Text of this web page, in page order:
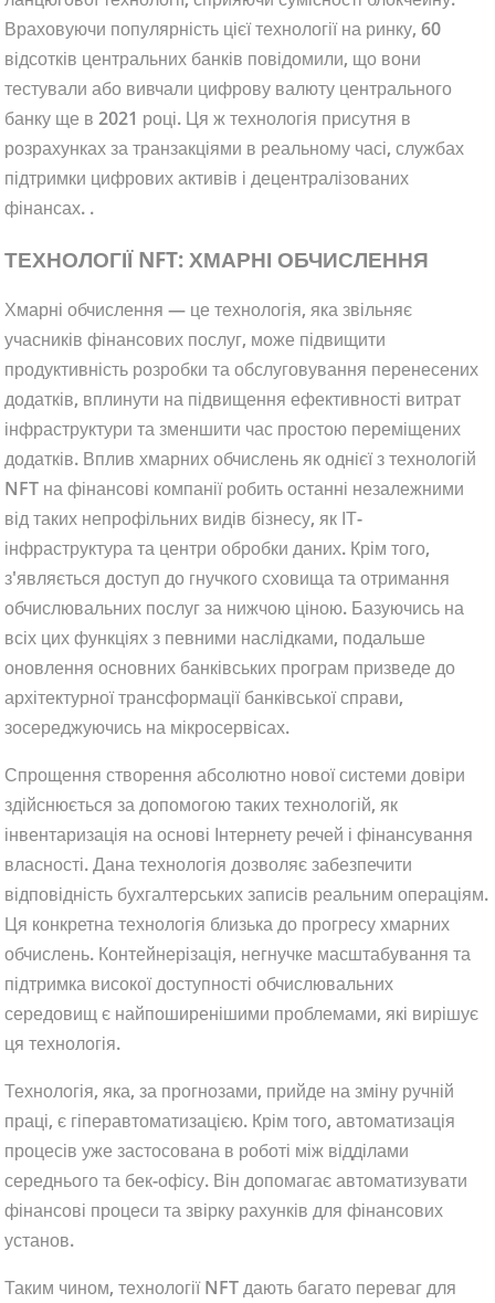
Враховуючи популярність цієї технології на ринку, 60
відсотків центральних банків повідомили, що вони
тестували або вивчали цифрову валюту центрального
банку ще в 2021 році. Ця ж технологія присутня в
розрахунках за транзакціями в реальному часі, службах
підтримки цифрових активів і децентралізованих
фінансах. .
ТЕХНОЛОГІЇ NFT: ХМАРНІ ОБЧИСЛЕННЯ
Хмарні обчислення — це технологія, яка звільняє
учасників фінансових послуг, може підвищити
продуктивність розробки та обслуговування перенесених
додатків, вплинути на підвищення ефективності витрат
інфраструктури та зменшити час простою переміщених
додатків. Вплив хмарних обчислень як однієї з технологій
NFT на фінансові компанії робить останні незалежними
від таких непрофільних видів бізнесу, як ІТ-
інфраструктура та центри обробки даних. Крім того,
з'являється доступ до гнучкого сховища та отримання
обчислювальних послуг за нижчою ціною. Базуючись на
всіх цих функціях з певними наслідками, подальше
оновлення основних банківських програм призведе до
архітектурної трансформації банківської справи,
зосереджуючись на мікросервісах.
Спрощення створення абсолютно нової системи довіри
здійснюється за допомогою таких технологій, як
інвентаризація на основі Інтернету речей і фінансування
власності. Дана технологія дозволяє забезпечити
відповідність бухгалтерських записів реальним операціям.
Ця конкретна технологія близька до прогресу хмарних
обчислень. Контейнерізація, негнучке масштабування та
підтримка високої доступності обчислювальних
середовищ є найпоширенішими проблемами, які вирішує
ця технологія.
Технологія, яка, за прогнозами, прийде на зміну ручній
праці, є гіперавтоматизацією. Крім того, автоматизація
процесів уже застосована в роботі між відділами
середнього та бек-офісу. Він допомагає автоматизувати
фінансові процеси та звірку рахунків для фінансових
установ.
Таким чином, технології NFT дають багато переваг для